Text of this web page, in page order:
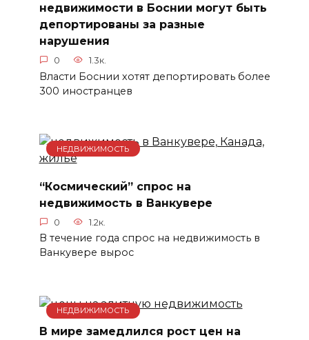
недвижимости в Боснии могут быть
депортированы за разные
нарушения
0 1.3к.
Власти Боснии хотят депортировать более
300 иностранцев
НЕДВИЖИМОСТЬ
“Космический” спрос на
недвижимость в Ванкувере
0 1.2к.
В течение года спрос на недвижимость в
Ванкувере вырос
НЕДВИЖИМОСТЬ
В мире замедлился рост цен на